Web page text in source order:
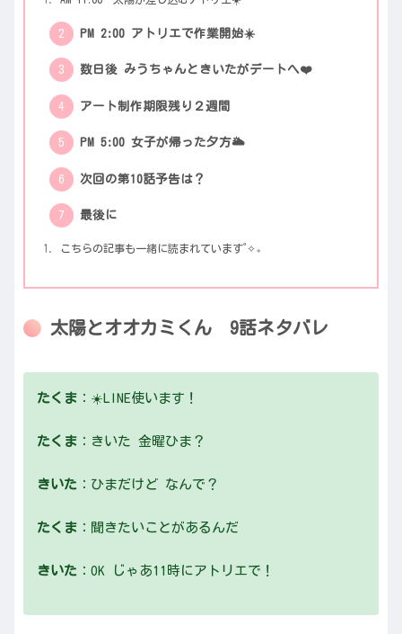
PM 2:00 アトリエで作業開始☀️
数日後 みうちゃんときいたがデートへ❤️
アート制作期限残り２週間
PM 5:00 女子が帰った夕方🌥
次回の第10話予告は？
最後に
こちらの記事も一緒に読まれています˚✧₊
太陽とオオカミくん 9話ネタバレ
たくま ：☀️LINE使います！
たくま ：きいた 金曜ひま？
きいた ：ひまだけど なんで？
たくま ：聞きたいことがあるんだ
きいた ：OK じゃあ11時にアトリエで！